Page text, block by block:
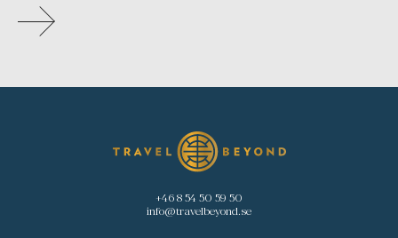
+46 8 54 50 59 50
info@travelbeyond.se